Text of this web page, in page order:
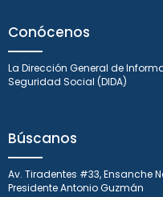
Conócenos
La Dirección General de
Seguridad Social (DIDA)
Búscanos
Av. Tiradentes #33, Ensanche
Presidente Antonio Guzmán